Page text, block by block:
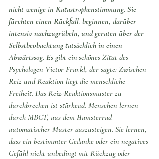
nicht wenige in Katastrophenstimmung. Sie
fürchten einen Rückfall, beginnen, darüber
intensiv nachzugrübeln, und geraten über der
Selbstbeobachtung tatsächlich in einen
Abwärtssog. Es gibt ein schönes Zitat des
Psychologen Victor Frankl, der sagte: Zwischen
Reiz und Reaktion liegt die menschliche
Freiheit. Das Reiz-Reaktionsmuster zu
durchbrechen ist stärkend. Menschen lernen
durch MBCT, aus dem Hamsterrad
automatischer Muster auszusteigen. Sie lernen,
dass ein bestimmter Gedanke oder ein negatives
Gefühl nicht unbedingt mit Rückzug oder